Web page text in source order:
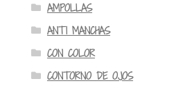
AMPOLLAS
ANTI MANCHAS
CON COLOR
CONTORNO DE OJOS